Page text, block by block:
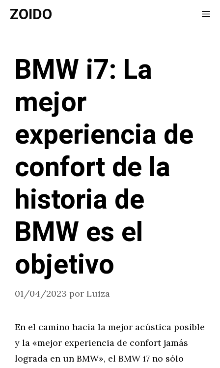
Saltar
ZOIDO
BMW i7: La
mejor
experiencia de
confort de la
historia de
BMW es el
objetivo
01/04/2023 por Luiza
En el camino hacia la mejor acústica posible
y la «mejor experiencia de confort jamás
lograda en un BMW», el BMW i7 no sólo